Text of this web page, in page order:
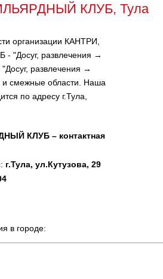
КЛУБ, Тула
организации КАНТРИ,
"Досуг, развлечения →
развлечения →
и смежные области. Наша
по адресу г.Тула,
КЛУБ – контактная
г.Тула, ул.Кутузова, 29
в городе: